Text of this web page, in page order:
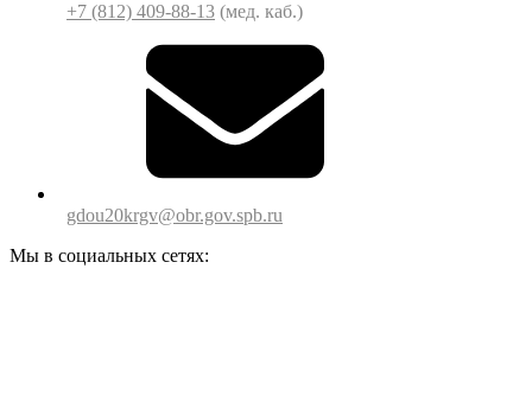
+7 (812) 409-88-13 (мед. каб.)
gdou20krgv@obr.gov.spb.ru
Мы в социальных сетях: